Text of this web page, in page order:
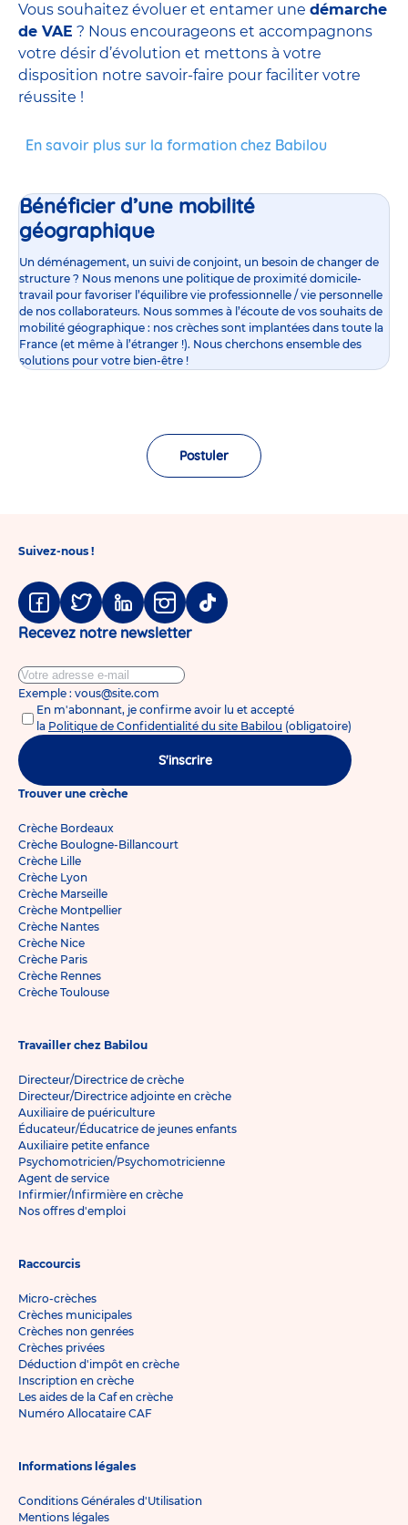
Vous souhaitez évoluer et entamer une démarche
de VAE ? Nous encourageons et accompagnons
votre désir d’évolution et mettons à votre
disposition notre savoir-faire pour faciliter votre
réussite !
En savoir plus sur la formation chez Babilou
Bénéficier d’une mobilité
géographique
Un déménagement, un suivi de conjoint, un besoin de changer de
structure ? Nous menons une politique de proximité domicile-
travail pour favoriser l’équilibre vie professionnelle / vie personnelle
de nos collaborateurs. Nous sommes à l’écoute de vos souhaits de
mobilité géographique : nos crèches sont implantées dans toute la
France (et même à l’étranger !). Nous cherchons ensemble des
solutions pour votre bien-être !
Postuler
Suivez-nous !
Facebook
TwitterLinkedinInstagram
Tiktok
Recevez notre newsletter
Exemple : vous@site.com
En m'abonnant, je confirme avoir lu et accepté
la Politique de Confidentialité du site Babilou (obligatoire)
S'inscrire
Trouver une crèche
Crèche Bordeaux
Crèche Boulogne-Billancourt
Crèche Lille
Crèche Lyon
Crèche Marseille
Crèche Montpellier
Crèche Nantes
Crèche Nice
Crèche Paris
Crèche Rennes
Crèche Toulouse
Travailler chez Babilou
Directeur/Directrice de crèche
Directeur/Directrice adjointe en crèche
Auxiliaire de puériculture
Éducateur/Éducatrice de jeunes enfants
Auxiliaire petite enfance
Psychomotricien/Psychomotricienne
Agent de service
Infirmier/Infirmière en crèche
Nos offres d'emploi
Raccourcis
Micro-crèches
Crèches municipales
Crèches non genrées
Crèches privées
Déduction d'impôt en crèche
Inscription en crèche
Les aides de la Caf en crèche
Numéro Allocataire CAF
Informations légales
Conditions Générales d'Utilisation
Mentions légales